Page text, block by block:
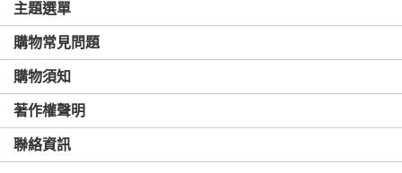
主題選單
購物常見問題
購物須知
著作權聲明
聯絡資訊